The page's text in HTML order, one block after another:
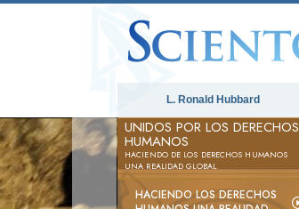
L. Ronald Hubbard
UNIDOS POR LOS DERECHOS
HUMANOS
HACIENDO DE LOS DERECHOS HUMANOS
UNA REALIDAD GLOBAL
HACIENDO LOS DERECHOS